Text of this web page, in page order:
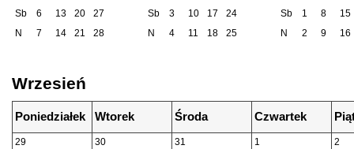
Sb
6 13 20
27
N
7 14 21 28
Sb
3 10 17
24
N
4 11 18 25
Sb
1 8
15
N
2 9 16
Wrzesień
Poniedziałek Wtorek Środa Czwartek
29 30 31 1 2